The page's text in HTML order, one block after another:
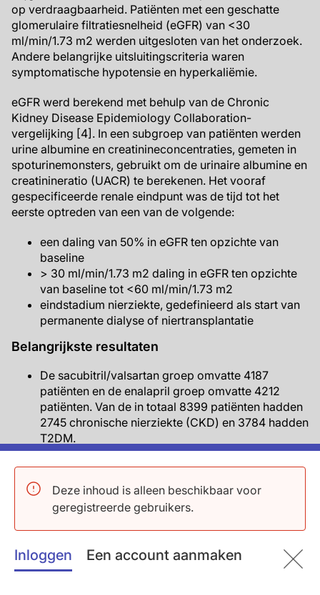
Deze inhoud is alleen beschikbaar voor
geregistreerde gebruikers.
Inloggen Een account aanmaken
op verdraagbaarheid. Patiënten met een geschatte
glomerulaire filtratiesnelheid (eGFR) van <30
ml/min/1.73 m2 werden uitgesloten van het onderzoek.
Andere belangrijke uitsluitingscriteria waren
symptomatische hypotensie en hyperkaliëmie.
eGFR werd berekend met behulp van de Chronic
Kidney Disease Epidemiology Collaboration-
vergelijking [4]. In een subgroep van patiënten werden
urine albumine en creatinineconcentraties, gemeten in
spoturinemonsters, gebruikt om de urinaire albumine en
creatinineratio (UACR) te berekenen. Het vooraf
gespecificeerde renale eindpunt was de tijd tot het
eerste optreden van een van de volgende:
een daling van 50% in eGFR ten opzichte van
baseline
> 30 ml/min/1.73 m2 daling in eGFR ten opzichte
van baseline tot <60 ml/min/1.73 m2
eindstadium nierziekte, gedefinieerd als start van
permanente dialyse of niertransplantatie
Belangrijkste resultaten
De sacubitril/valsartan groep omvatte 4187
patiënten en de enalapril groep omvatte 4212
patiënten. Van de in totaal 8399 patiënten hadden
2745 chronische nierziekte (CKD) en 3784 hadden
T2DM.
De incidentie van de vooraf gespecificeerde
samengestelde renale uitkomst verschilde niet
significant tussen behandelingsgroepen, noch
over het algemeen, noch volgens baseline CKD
status.
De samengestelde uitkomst van eindstadium
nierziekte of een ≥50% afname van eGFR ten
opzichte van baseline kwam significant minder